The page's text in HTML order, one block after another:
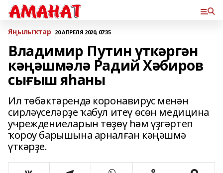
Яңылыҡтар 20 АПРЕЛЯ 2020, 07:35
Владимир Путин үткәргән
кәңәшмәлә Радий Хәбиров
сығыш яһаны
Ил төбəктəрендə коронавирус менəн
сирлəүселəрҙе ҡабул итеү өсөн медицина
учреждениеларын төҙөү һəм үҙгəртеп
ҡороу барышына арналған кəңəшмə
үткəрҙе.